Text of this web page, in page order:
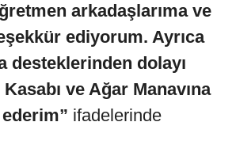
arkadaşlarıma ve
ediyorum. Ayrıca
desteklerinden dolayı
ve Ağar Manavına
ifadelerinde